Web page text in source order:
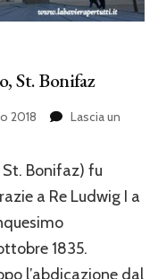
St. Bonifaz
2018
Lascia un
Bonifaz) fu
a Re Ludwig I a
1835.
l’abdicazione dal